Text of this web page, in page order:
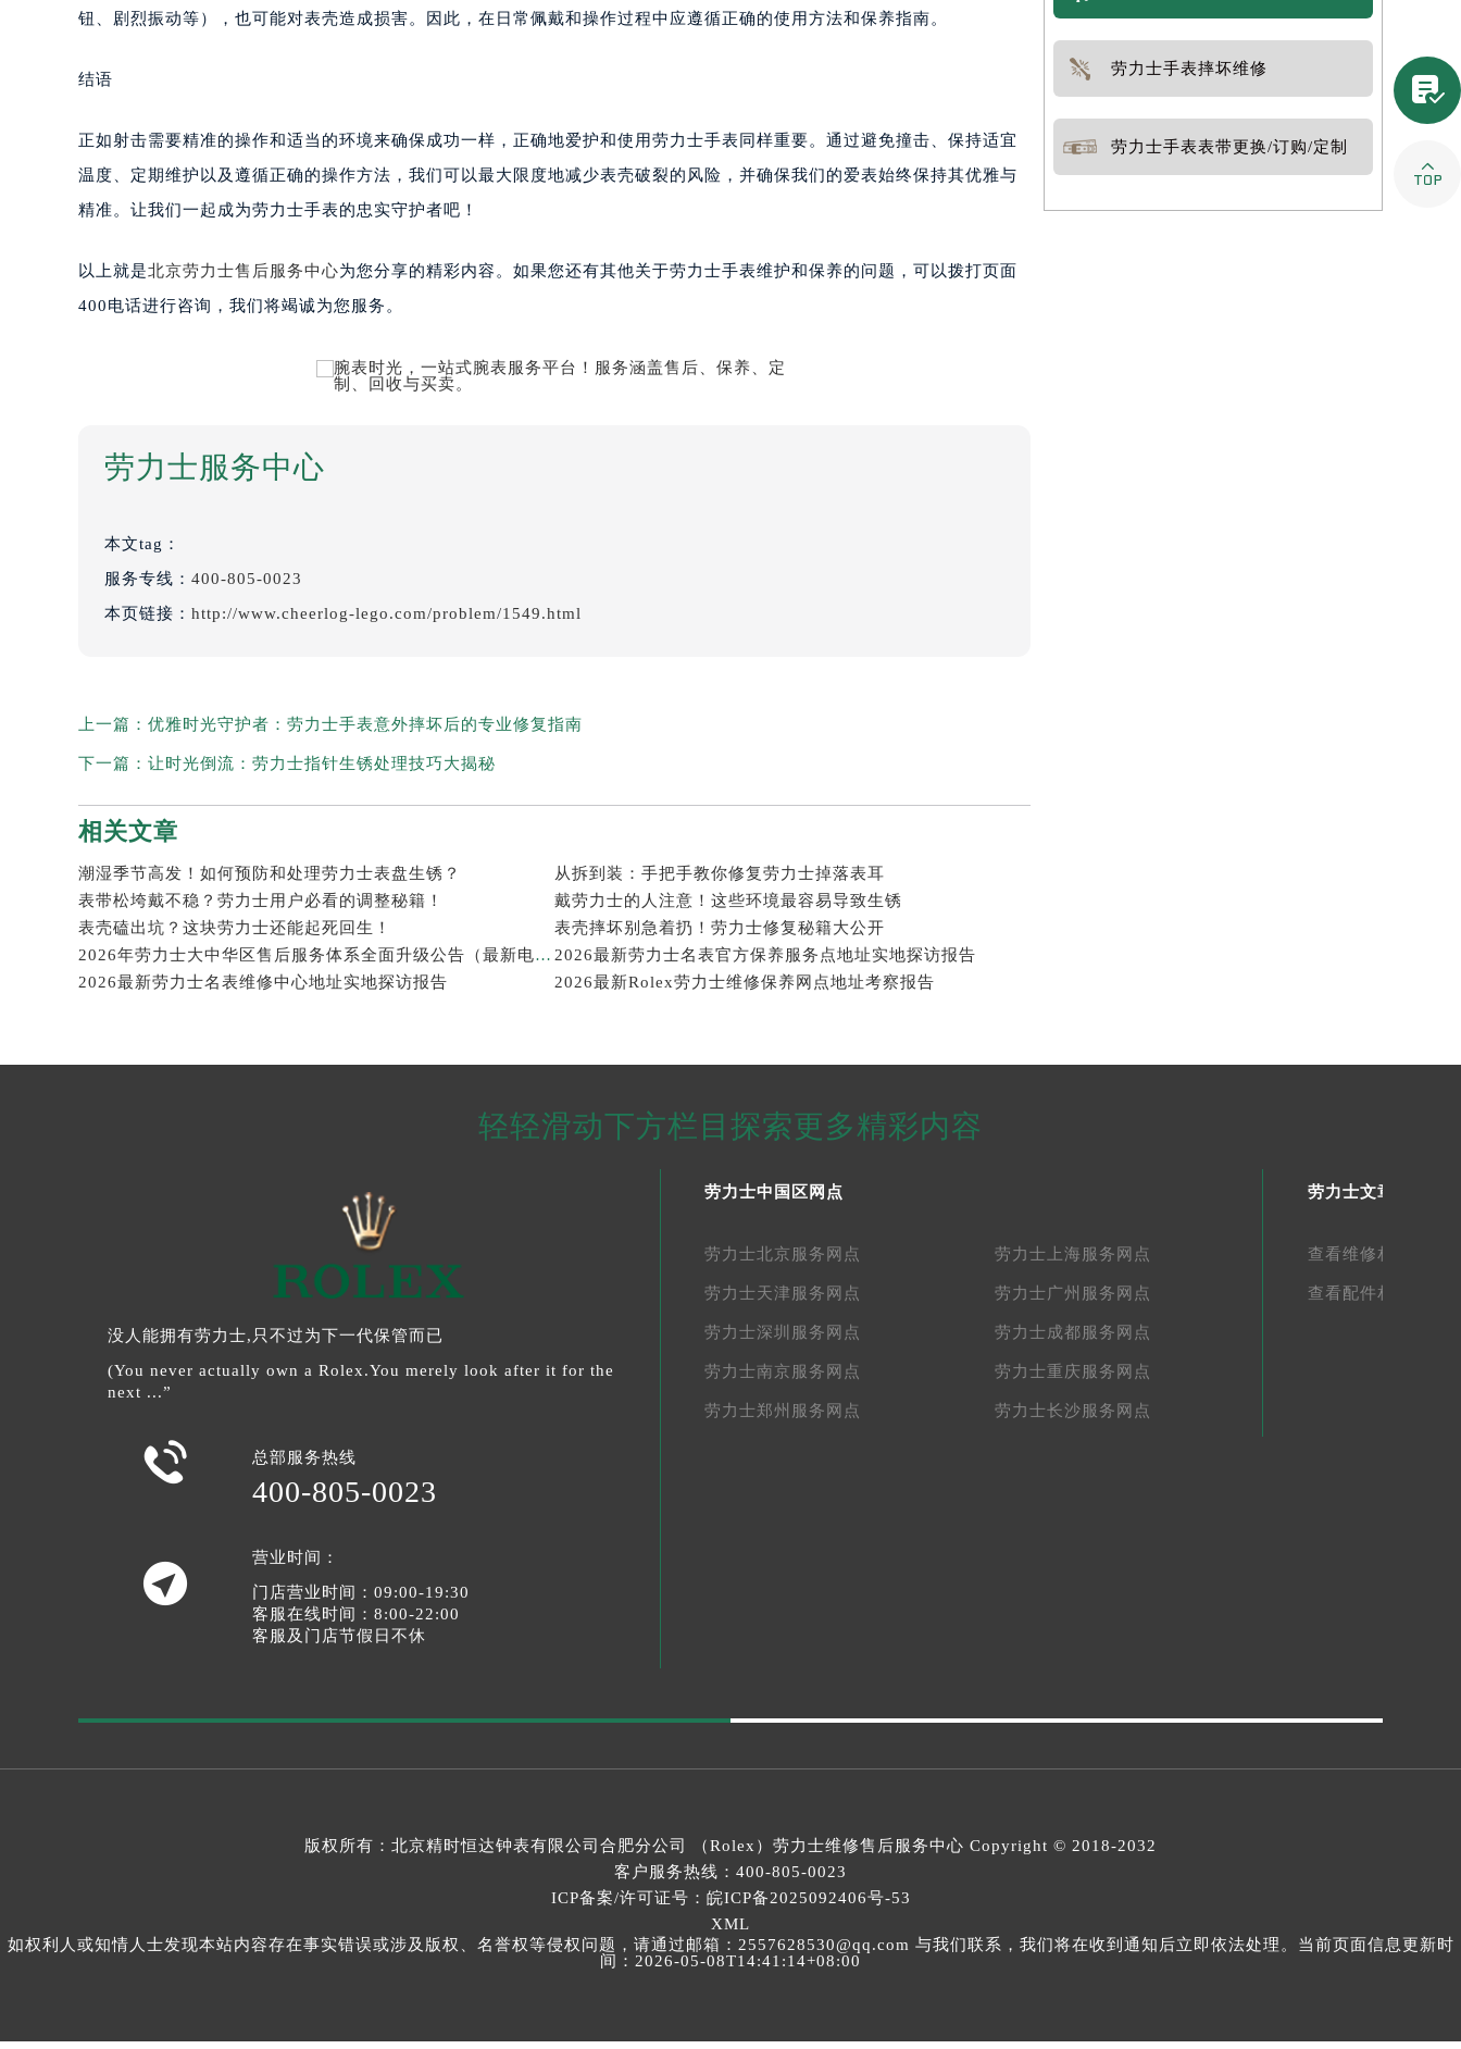
钮、剧烈振动等），也可能对表壳造成损害。因此，在日常佩戴和操作过程中应遵循正确的使用方法和保养指南。
结语
正如射击需要精准的操作和适当的环境来确保成功一样，正确地爱护和使用劳力士手表同样重要。通过避免撞击、保持适宜
温度、定期维护以及遵循正确的操作方法，我们可以最大限度地减少表壳破裂的风险，并确保我们的爱表始终保持其优雅与
精准。让我们一起成为劳力士手表的忠实守护者吧！
以上就是北京劳力士售后服务中心为您分享的精彩内容。如果您还有其他关于劳力士手表维护和保养的问题，可以拨打页面
400电话进行咨询，我们将竭诚为您服务。
劳力士服务中心
本文tag：
服务专线： 400-805-0023
本页链接： http://www.cheerlog-lego.com/problem/1549.html
上一篇： 优雅时光守护者：劳力士手表意外摔坏后的专业修复指南
下一篇： 让时光倒流：劳力士指针生锈处理技巧大揭秘
相关文章
潮湿季节高发！如何预防和处理劳力士表盘生锈？
从拆到装：手把手教你修复劳力士掉落表耳
表带松垮戴不稳？劳力士用户必看的调整秘籍！
戴劳力士的人注意！这些环境最容易导致生锈
表壳磕出坑？这块劳力士还能起死回生！
表壳摔坏别急着扔！劳力士修复秘籍大公开
2026年劳力士大中华区售后服务体系全面升级公告（最新电话及地址） 2026最新劳力士名表官方保养服务点地址实地探访报告
2026最新劳力士名表维修中心地址实地探访报告
2026最新Rolex劳力士维修保养网点地址考察报告
劳力士手表摔坏维修
劳力士手表表带更换/订购/定制
轻轻滑动下方栏目探索更多精彩内容
没人能拥有劳力士,只不过为下一代保管而已
(You never actually own a Rolex.You merely look after it for the
next ...”
 总部服务热线
400-805-0023

营业时间：
门店营业时间：09:00-19:30
客服在线时间：8:00-22:00
客服及门店节假日不休
劳力士中国区网点
劳力士北京服务网点 劳力士上海服务网点
劳力士天津服务网点 劳力士广州服务网点
劳力士深圳服务网点 劳力士成都服务网点
劳力士南京服务网点 劳力士重庆服务网点
劳力士郑州服务网点 劳力士长沙服务网点
劳力士文章库
查看维修相关文章
查看配件相关文章
版权所有：北京精时恒达钟表有限公司合肥分公司 （Rolex） 劳力士维修售后服务中心 Copyright © 2018-2032
客户服务热线： 400-805-0023
ICP备案/许可证号：皖ICP备2025092406号-53
XML
如权利人或知情人士发现本站内容存在事实错误或涉及版权、名誉权等侵权问题，请通过邮箱：2557628530@qq.com 与我们联系，我们将在收到通知后立即依法处理。当前页面信息更新时
间：2026-05-08T14:41:14+08:00

